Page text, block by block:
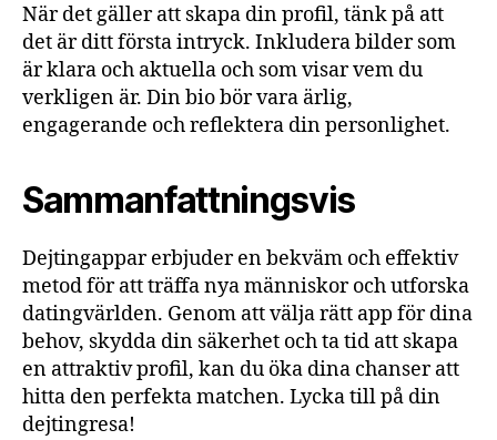
När det gäller att skapa din profil, tänk på att
det är ditt första intryck. Inkludera bilder som
är klara och aktuella och som visar vem du
verkligen är. Din bio bör vara ärlig,
engagerande och reflektera din personlighet.
Sammanfattningsvis
Dejtingappar erbjuder en bekväm och effektiv
metod för att träffa nya människor och utforska
datingvärlden. Genom att välja rätt app för dina
behov, skydda din säkerhet och ta tid att skapa
en attraktiv profil, kan du öka dina chanser att
hitta den perfekta matchen. Lycka till på din
dejtingresa!